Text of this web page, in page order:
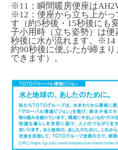
※11：瞬間暖房便座は
※12：便座から立ち上がっ
す（約5秒後・15秒後にも
子小用時（立ち姿勢）は
秒後に水が流れます。※14
約90秒後に便ふたが締ま
できます）。